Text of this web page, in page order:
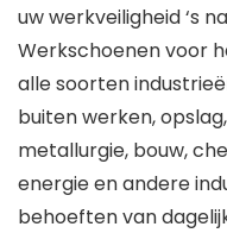
uw werkveiligheid ‘s
Werkschoenen voor
alle soorten
buiten werken,
metallurgie, bouw,
energie en andere
behoeften van